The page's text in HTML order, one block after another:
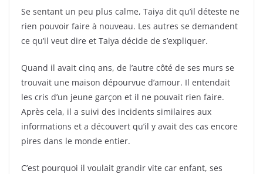
Se sentant un peu plus calme, Taiya dit qu’il déteste ne
rien pouvoir faire à nouveau. Les autres se demandent
ce qu’il veut dire et Taiya décide de s’expliquer.
Quand il avait cinq ans, de l’autre côté de ses murs se
trouvait une maison dépourvue d’amour. Il entendait
les cris d’un jeune garçon et il ne pouvait rien faire.
Après cela, il a suivi des incidents similaires aux
informations et a découvert qu’il y avait des cas encore
pires dans le monde entier.
C’est pourquoi il voulait grandir vite car enfant, ses